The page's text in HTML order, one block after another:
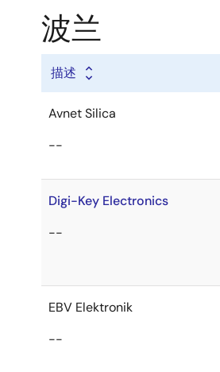
波兰
描述
Avnet Silica
--
Digi-Key Electronics
--
EBV Elektronik
--